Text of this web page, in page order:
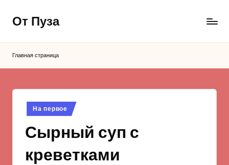
Перейти
содержимому
От Пуза
вкусные
Главная страница
Опубликовано
в
На первое
Сырный суп с
креветками